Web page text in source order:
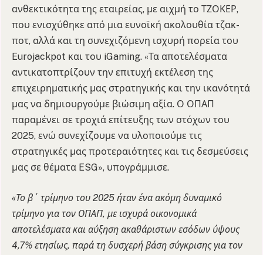
ανθεκτικότητα της εταιρείας, με αιχμή το ΤΖΟΚΕΡ,
που ενισχύθηκε από μια ευνοϊκή ακολουθία τζακ-
ποτ, αλλά και τη συνεχιζόμενη ισχυρή πορεία του
Eurojackpot και του iGaming. «Τα αποτελέσματα
αντικατοπτρίζουν την επιτυχή εκτέλεση της
επιχειρηματικής μας στρατηγικής και την ικανότητά
μας να δημιουργούμε βιώσιμη αξία. Ο ΟΠΑΠ
παραμένει σε τροχιά επίτευξης των στόχων του
2025, ενώ συνεχίζουμε να υλοποιούμε τις
στρατηγικές μας προτεραιότητες και τις δεσμεύσεις
μας σε θέματα ESG», υπογράμμισε.
«Το β΄ τρίμηνο του 2025 ήταν ένα ακόμη δυναμικό
τρίμηνο για τον OΠΑΠ, με ισχυρά οικονομικά
αποτελέσματα και αύξηση ακαθάριστων εσόδων ύψους
4,7% ετησίως, παρά τη δυσχερή βάση σύγκρισης για τον